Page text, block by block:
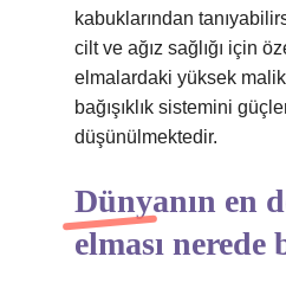
kabuklarından
cilt ve ağız sağlığı için
elmalardaki yüksek
bağışıklık sistemini
düşünülmektedir.
Dünyanın en
elması